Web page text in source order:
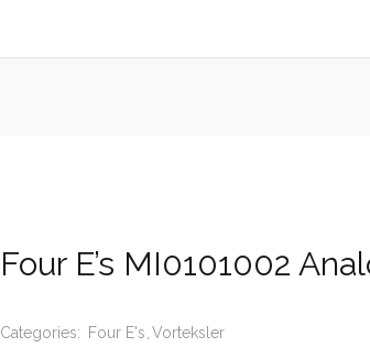
Four E’s MI0101002
Categories: Four E's Vorteksler